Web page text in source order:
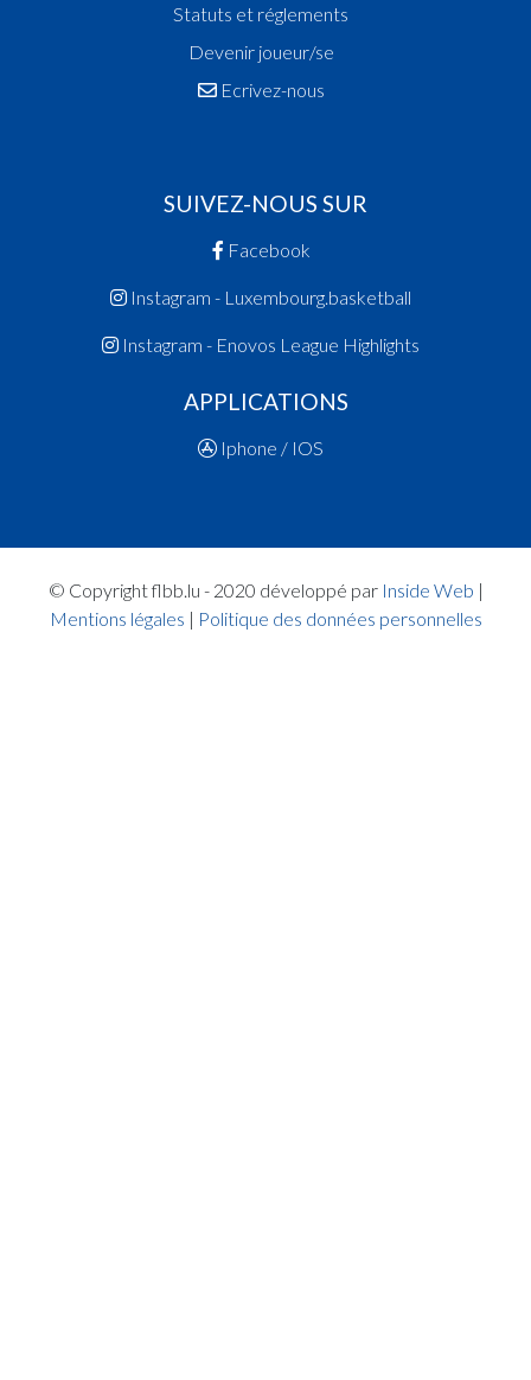
Statuts et réglements
Devenir joueur/se
Ecrivez-nous
SUIVEZ-NOUS SUR
Facebook
Instagram - Luxembourg.basketball
Instagram - Enovos League Highlights
APPLICATIONS
Iphone / IOS
© Copyright flbb.lu - 2020 développé par Inside Web |
Mentions légales | Politique des données personnelles